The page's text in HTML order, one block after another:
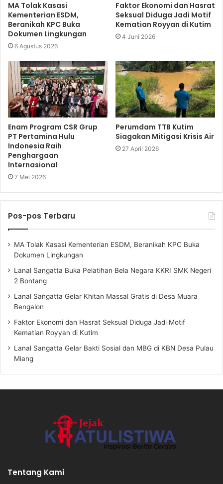
MA Tolak Kasasi
Kementerian ESDM,
Beranikah KPC Buka
Dokumen Lingkungan
6 Agustus 2026
Faktor Ekonomi dan Hasrat
Seksual Diduga Jadi Motif
Kematian Royyan di Kutim
4 Juni 2026
Enam Program CSR Grup
PT Pertamina Hulu
Indonesia Raih
Penghargaan
Internasional
7 Mei 2026
Perumdam TTB Kutim
Siagakan Mitigasi Krisis Air
27 April 2026
Pos-pos Terbaru
MA Tolak Kasasi Kementerian ESDM, Beranikah KPC Buka
Dokumen Lingkungan
Lanal Sangatta Buka Pelatihan Bela Negara KKRI SMK Negeri
2 Bontang
Lanal Sangatta Gelar Khitan Massal Gratis di Desa Muara
Bengalon
Faktor Ekonomi dan Hasrat Seksual Diduga Jadi Motif
Kematian Royyan di Kutim
Lanal Sangatta Gelar Bakti Sosial dan MBG di KBN Desa Pulau
Miang
Tentang Kami